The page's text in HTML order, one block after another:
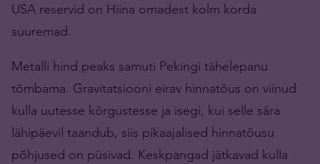
USA reservid on Hiina omadest kolm korda
suuremad.
Metalli hind peaks samuti Pekingi tähelepanu
tõmbama. Gravitatsiooni eirav hinnatõus on viinud
kulla uutesse kõrgustesse ja isegi, kui selle sära
lähipäevil taandub, siis pikaajalised hinnatõusu
põhjused on püsivad. Keskpangad jätkavad kulla